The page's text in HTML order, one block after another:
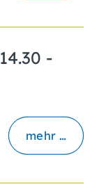
14.30 -
mehr …